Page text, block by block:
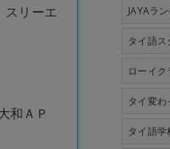
スリーエ
和ＡＰ
JAYAラ
タイ語ス
ローイク
タイ変
タイ語学